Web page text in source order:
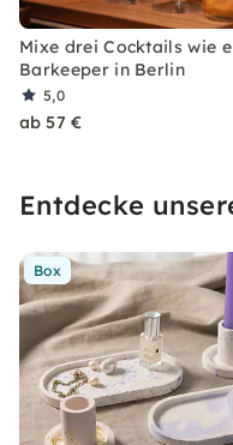
Mixe drei Cocktails wie
Barkeeper in Berlin
5,0
ab 57 €
Entdecke
Box